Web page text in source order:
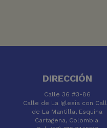
DIRECCIÓN
Calle 36 #3-86
Calle de La Iglesia con
de La Mantilla, Esquina
Cartagena, Colombia.